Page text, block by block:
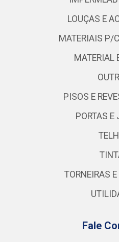
LOUÇAS E
MATERIAIS P/
MATERIAL
PISOS E
PORTAS E
TORNEIRAS
Fale